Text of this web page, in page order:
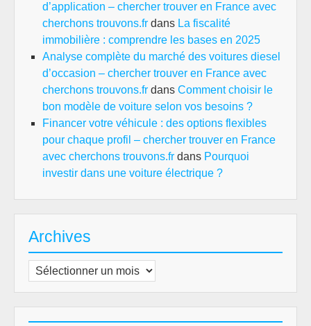
d’application – chercher trouver en France avec
cherchons trouvons.fr dans La fiscalité
immobilière : comprendre les bases en 2025
Analyse complète du marché des voitures diesel
d’occasion – chercher trouver en France avec
cherchons trouvons.fr dans Comment choisir le
bon modèle de voiture selon vos besoins ?
Financer votre véhicule : des options flexibles
pour chaque profil – chercher trouver en France
avec cherchons trouvons.fr dans Pourquoi
investir dans une voiture électrique ?
Archives
Archives